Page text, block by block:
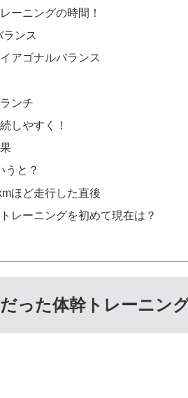
レーニングの時間！
ランス
アゴナルバランス
ンチ
しやすく！
うと？
ほど走行した直後
レーニングを初めて現在は？
った体幹トレーニン